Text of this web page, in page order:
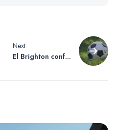
Next:
El Brighton confía